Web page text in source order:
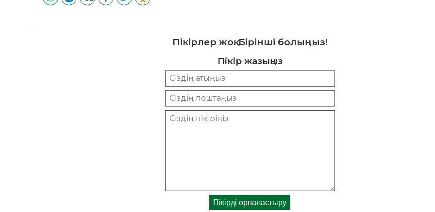
Пікірлер жоқ. Бірінші болыңыз!
Пікір жазыңыз